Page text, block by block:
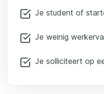
Je student of
Je weinig
Je solliciteert op